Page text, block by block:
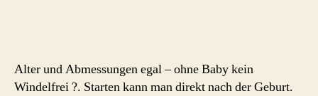
Alter und Abmessungen egal – ohne Baby kein
Windelfrei ?. Starten kann man direkt nach der Geburt.